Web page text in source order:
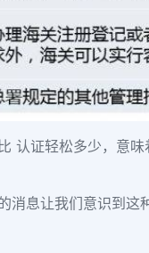
认证轻松多少，意
消息让我们意识到